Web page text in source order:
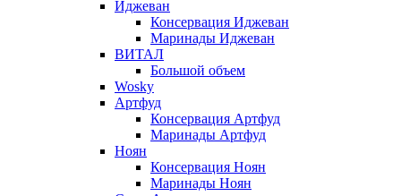
Иджеван
Консервация Иджеван
Маринады Иджеван
ВИТАЛ
Большой объем
Wosky
Артфуд
Консервация Артфуд
Маринады Артфуд
Ноян
Консервация Ноян
Маринады Ноян